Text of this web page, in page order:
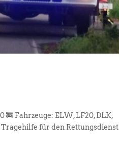
🚒 Fahrzeuge: ELW, LF20, DLK,
für den Rettungsdienst